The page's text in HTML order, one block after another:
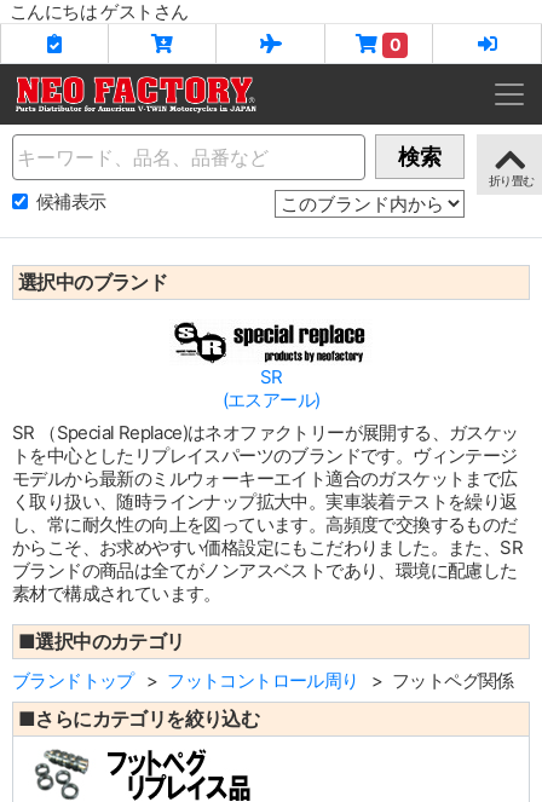
こんにちは ゲストさん
0
Name 検索
候補表示
選択中のブランド
SR
(エスアール)
SR （Special Replace)はネオファクトリーが展開する、ガスケッ
トを中心としたリプレイスパーツのブランドです。ヴィンテージ
モデルから最新のミルウォーキーエイト適合のガスケットまで広
く取り扱い、随時ラインナップ拡大中。実車装着テストを繰り返
し、常に耐久性の向上を図っています。高頻度で交換するものだ
からこそ、お求めやすい価格設定にもこだわりました。また、SR
ブランドの商品は全てがノンアスベストであり、環境に配慮した
素材で構成されています。
■選択中のカテゴリ
ブランドトップ フットコントロール周り フットペグ関係
■さらにカテゴリを絞り込む